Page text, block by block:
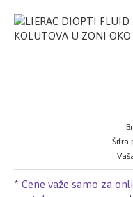
* Cene važe samo za
Šifra